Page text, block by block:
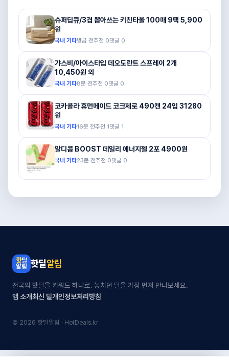
슈퍼딥큐/3겹 뽑아쓰는 키친타올 100매 9팩 5,900
원
국내 기타방금 전추천 0댓글 0
갸스비/아이스타입 데오도란트 스프레이 2개
10,450원 외
국내 기타8분 전추천 0댓글 0
코카콜라 휴먼메이드 코크제로 490캔 24입 31280
원
국내 기타16분 전추천 1댓글 1
알디콤 BOOST 데일리 에너지젤 2포 4900원
국내 기타23분 전추천 0댓글 0
핫딜알림
전국의 핫딜을 키워드 하나로. 놓치던 딜을 가장 먼저 만나보세요.
앱 소개최신 딜개인정보처리방침
© 2026 핫딜알림 · HotDeals.kr